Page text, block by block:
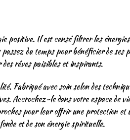
positive. Il est censé filtrer les
du temps pour bénéficier de
rêves paisibles et inspirants.
Fabriqué avec soin selon des
Accrochez-le dans votre espace de
pour leur offrir une protection et
et de son énergie spirituelle.